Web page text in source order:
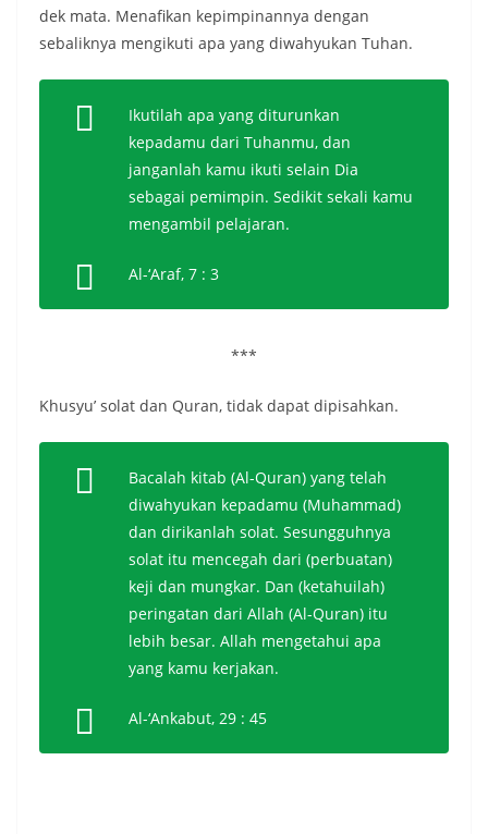
dek mata. Menafikan kepimpinannya dengan
sebaliknya mengikuti apa yang diwahyukan Tuhan.
Ikutilah apa yang diturunkan
kepadamu dari Tuhanmu, dan
janganlah kamu ikuti selain Dia
sebagai pemimpin. Sedikit sekali kamu
mengambil pelajaran.
Al-‘Araf, 7 : 3
***
Khusyu’ solat dan Quran, tidak dapat dipisahkan.
Bacalah kitab (Al-Quran) yang telah
diwahyukan kepadamu (Muhammad)
dan dirikanlah solat. Sesungguhnya
solat itu mencegah dari (perbuatan)
keji dan mungkar. Dan (ketahuilah)
peringatan dari Allah (Al-Quran) itu
lebih besar. Allah mengetahui apa
yang kamu kerjakan.
Al-‘Ankabut, 29 : 45